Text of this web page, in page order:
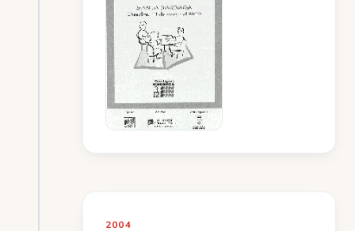
2004